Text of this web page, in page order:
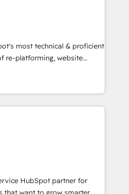
executed over a
approach,
integrates analysis,
qualification. Leveraging
we focus on
and converting leads.
most technical & proficient
re-platforming, website
We specialize in multi-hub
market & enterprise
Expertise Impact
Migration Excellence Impact
Partner 🏆2019
Award 🏆2019
HubSpot Impact Award 🏆
HubSpot Impact Award 🏆2017
HubSpot partner for